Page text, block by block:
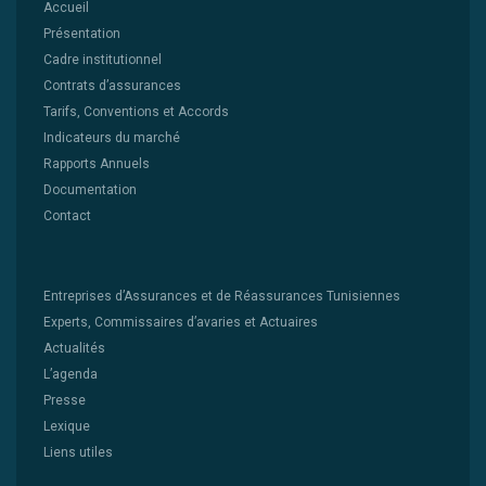
Accueil
Présentation
Cadre institutionnel
Contrats d’assurances
Tarifs, Conventions et Accords
Indicateurs du marché
Rapports Annuels
Documentation
Contact
Entreprises d’Assurances et de Réassurances Tunisiennes
Experts, Commissaires d’avaries et Actuaires
Actualités
L’agenda
Presse
Lexique
Liens utiles